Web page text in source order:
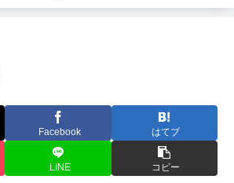
Facebook はてブ
LINE コピー